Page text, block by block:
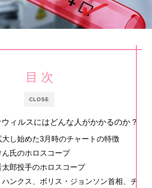
CLOSE
目 次
ィルスにはどんな人がかかるのか？
大し始めた3月時のチャートの特徴
ん氏のホロスコープ
太郎投手のホロスコープ
ハンクス、ボリス・ジョンソン首相、チ